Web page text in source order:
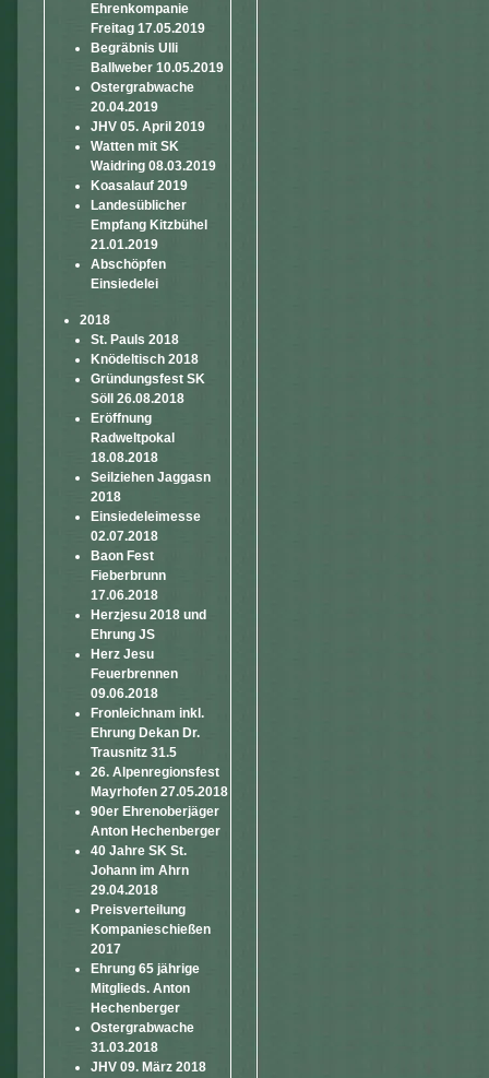
Ehrenkompanie
Freitag 17.05.2019
Begräbnis Ulli
Ballweber 10.05.2019
Ostergrabwache
20.04.2019
JHV 05. April 2019
Watten mit SK
Waidring 08.03.2019
Koasalauf 2019
Landesüblicher
Empfang Kitzbühel
21.01.2019
Abschöpfen
Einsiedelei
2018
St. Pauls 2018
Knödeltisch 2018
Gründungsfest SK
Söll 26.08.2018
Eröffnung
Radweltpokal
18.08.2018
Seilziehen Jaggasn
2018
Einsiedeleimesse
02.07.2018
Baon Fest
Fieberbrunn
17.06.2018
Herzjesu 2018 und
Ehrung JS
Herz Jesu
Feuerbrennen
09.06.2018
Fronleichnam inkl.
Ehrung Dekan Dr.
Trausnitz 31.5
26. Alpenregionsfest
Mayrhofen 27.05.2018
90er Ehrenoberjäger
Anton Hechenberger
40 Jahre SK St.
Johann im Ahrn
29.04.2018
Preisverteilung
Kompanieschießen
2017
Ehrung 65 jährige
Mitglieds. Anton
Hechenberger
Ostergrabwache
31.03.2018
JHV 09. März 2018